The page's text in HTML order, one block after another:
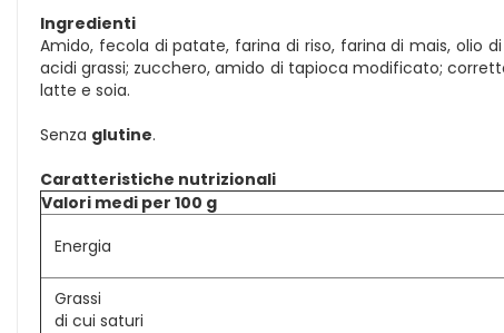
Ingredienti
Amido, fecola di patate, farina di riso, farina di mais, olio
acidi grassi; zucchero, amido di tapioca modificato;
latte e soia.
Senza glutine.
Caratteristiche nutrizionali
Valori medi per 100 g
Energia
Grassi
di cui saturi